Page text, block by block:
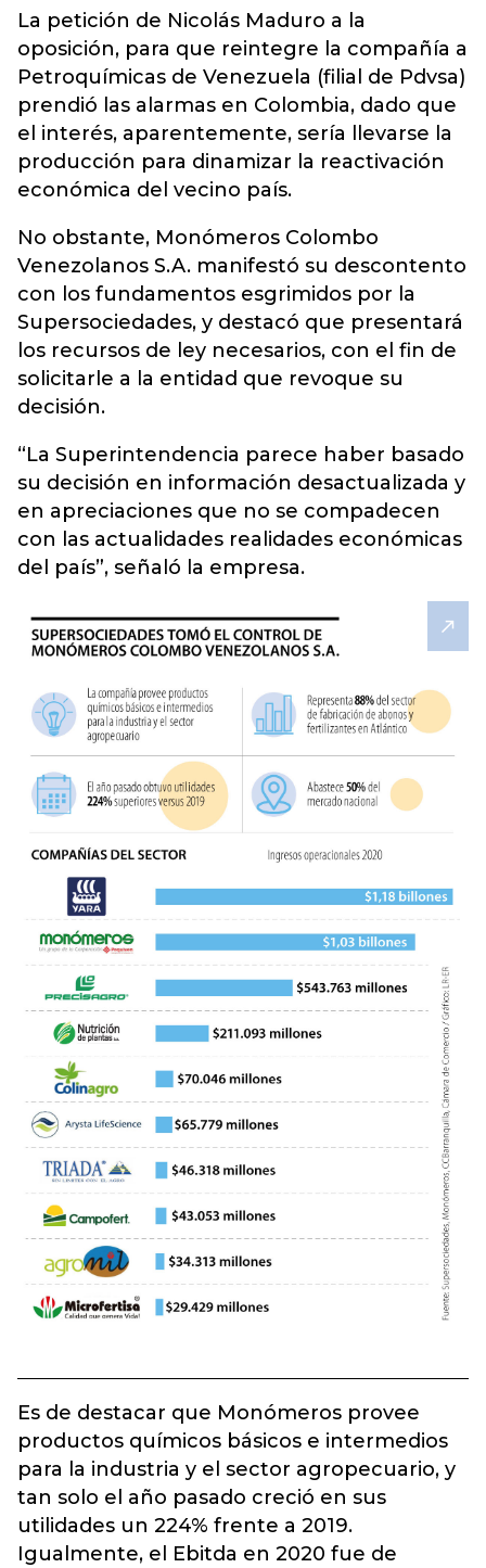
La petición de Nicolás Maduro a la
oposición, para que reintegre la compañía a
Petroquímicas de Venezuela (filial de Pdvsa)
prendió las alarmas en Colombia, dado que
el interés, aparentemente, sería llevarse la
producción para dinamizar la reactivación
económica del vecino país.
No obstante, Monómeros Colombo
Venezolanos S.A. manifestó su descontento
con los fundamentos esgrimidos por la
Supersociedades, y destacó que presentará
los recursos de ley necesarios, con el fin de
solicitarle a la entidad que revoque su
decisión.
“La Superintendencia parece haber basado
su decisión en información desactualizada y
en apreciaciones que no se compadecen
con las actualidades realidades económicas
del país”, señaló la empresa.
Es de destacar que Monómeros provee
productos químicos básicos e intermedios
para la industria y el sector agropecuario, y
tan solo el año pasado creció en sus
utilidades un 224% frente a 2019.
Igualmente, el Ebitda en 2020 fue de